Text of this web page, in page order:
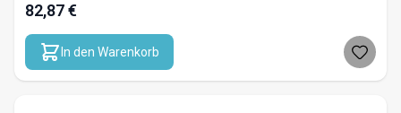
82,87 €
In den Warenkorb